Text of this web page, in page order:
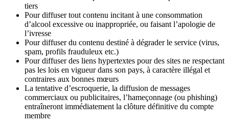
tiers
Pour diffuser tout contenu incitant à une consommation
d’alcool excessive ou inappropriée, ou faisant l’apologie de
l’ivresse
Pour diffuser du contenu destiné à dégrader le service (virus,
spam, profils frauduleux etc.)
Pour diffuser des liens hypertextes pour des sites ne respectant
pas les lois en vigueur dans son pays, à caractère illégal et
contraires aux bonnes mœurs
La tentative d’escroquerie, la diffusion de messages
commerciaux ou publicitaires, l’hameçonnage (ou phishing)
entraîneront immédiatement la clôture définitive du compte
membre